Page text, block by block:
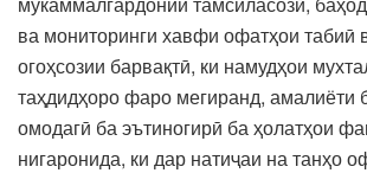
ва мониторинги хавфи офатҳои табиӣ
огоҳсозии барвақтӣ, ки намудҳои
таҳдидҳоро фаро мегиранд, амалиёти
омодагӣ ба эътиногирӣ ба ҳолатҳои
нигаронида, ки дар натиҷаи на танҳо